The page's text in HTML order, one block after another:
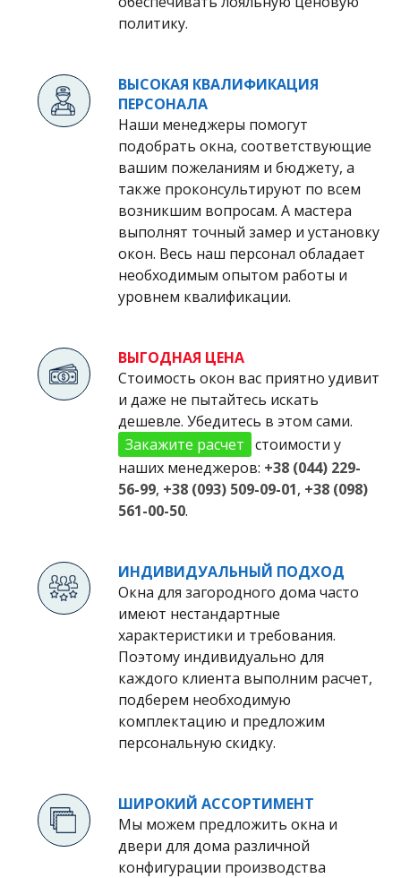
политику.
ВЫСОКАЯ КВАЛИФИКАЦИЯ
ПЕРСОНАЛА
Наши менеджеры помогут
подобрать окна, соответствующие
вашим пожеланиям и бюджету, а
также проконсультируют по всем
возникшим вопросам. А мастера
выполнят точный замер и установку
окон. Весь наш персонал обладает
необходимым опытом работы и
уровнем квалификации.
ВЫГОДНАЯ ЦЕНА
Стоимость окон вас приятно удивит
и даже не пытайтесь искать
дешевле. Убедитесь в этом сами.
Закажите расчет стоимости у
наших менеджеров: +38 (044) 229-
56-99, +38 (093) 509-09-01, +38 (098)
561-00-50.
ИНДИВИДУАЛЬНЫЙ ПОДХОД
Окна для загородного дома часто
имеют нестандартные
характеристики и требования.
Поэтому индивидуально для
каждого клиента выполним расчет,
подберем необходимую
комплектацию и предложим
персональную скидку.
ШИРОКИЙ АССОРТИМЕНТ
Мы можем предложить окна и
двери для дома различной
конфигурации производства